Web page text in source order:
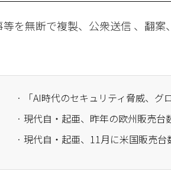
を無断で複製、公衆送信 、翻案
· 現代自・起亜、昨年の欧州販売
· 現代自・起亜、11月に米国販売